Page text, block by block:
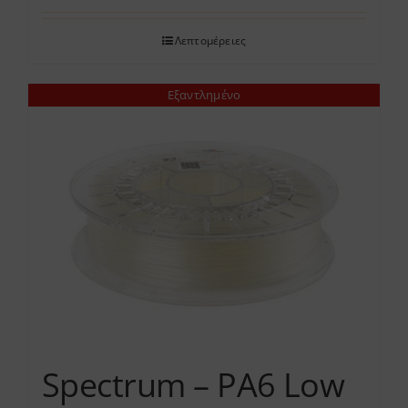
Λεπτομέρειες
Εξαντλημένο
Spectrum – PA6 Low